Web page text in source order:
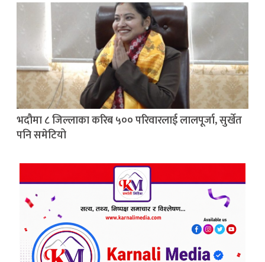
भदौमा ८ जिल्लाका करिब ५०० परिवारलाई लालपूर्जा, सुर्खेत
पनि समेटियो